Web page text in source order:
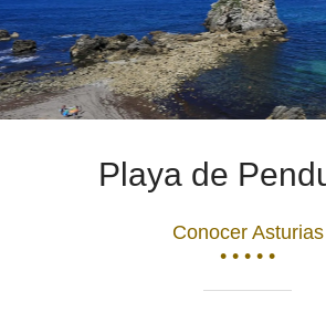
Playa de
Conocer Asturias
• • • • •